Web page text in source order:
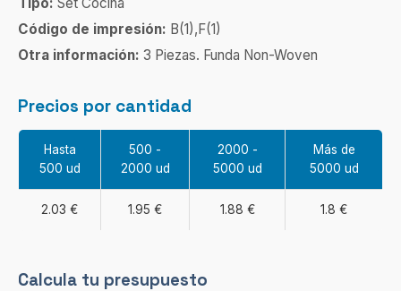
Código de impresión: B(1),F(1)
Otra información: 3 Piezas. Funda Non-Woven
Precios por cantidad
Hasta
500 ud
500 -
2000 ud
2000 -
5000 ud
Más de
5000 ud
2.03 € 1.95 € 1.88 € 1.8 €
Calcula tu presupuesto